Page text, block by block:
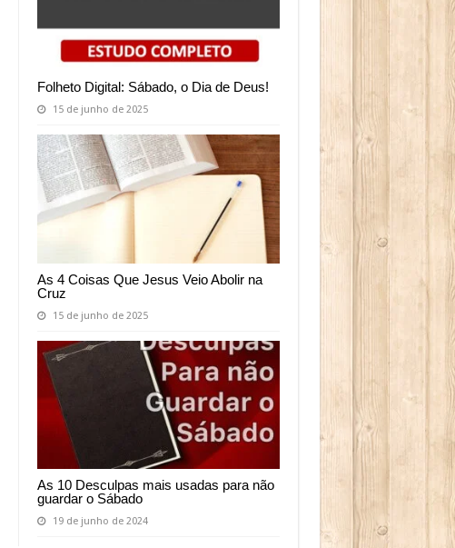
Folheto Digital: Sábado, o Dia de Deus!
15 de junho de 2025
As 4 Coisas Que Jesus Veio Abolir na
Cruz
15 de junho de 2025
As 10 Desculpas mais usadas para não
guardar o Sábado
19 de junho de 2024